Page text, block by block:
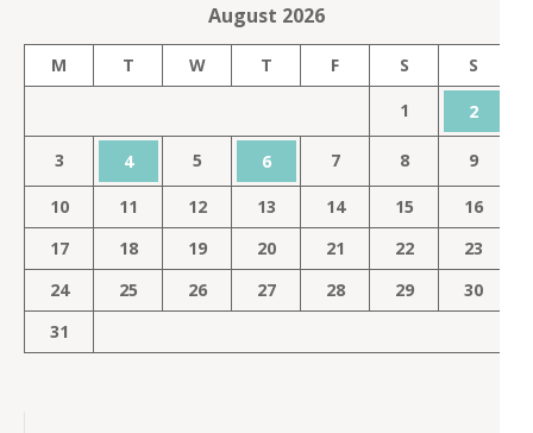
August 2026
M T W T F S
S
1
2
3 4 5 6 7 8 9
10 11 12 13 14 15
16
17
18 19 20 21 22
23
24
25 26 27 28 29
30
31